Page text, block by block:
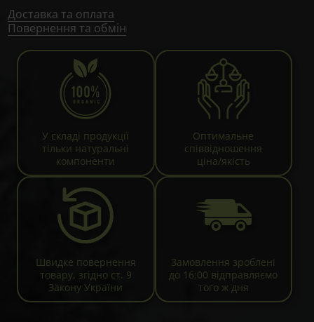
кількість
Доставка та оплата
Повернення та обмін
У складі продукції
тільки натуральні
компоненти
Оптимальне
співвідношення
ціна/якість
Швидке повернення
товару, згідно ст. 9
Закону України
Замовлення зроблені
до 16:00 відправляємо
того ж дня